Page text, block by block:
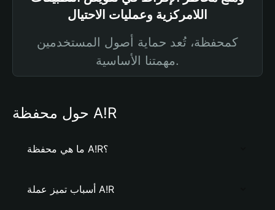
اللامركزية وعمليات الاحتيال
كمحفظة، تُعد حماية أصول المستخدمين
مهمتنا الأساسية.
حول محفظة A!R
ما هي محفظة A!R؟
أسباب تميز عملة A!R